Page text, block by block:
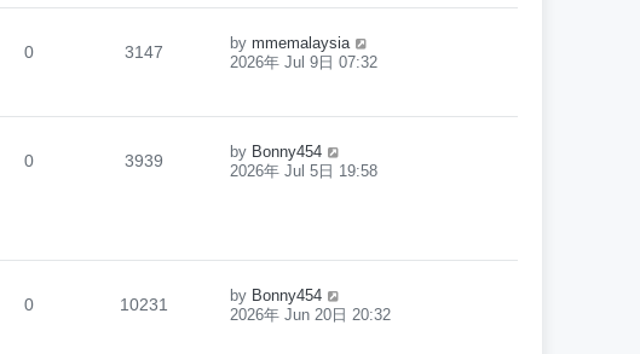
0 3147 by mmemalaysia
2026年 Jul 9日 07:32
0 3939 by Bonny454
2026年 Jul 5日 19:58
0 10231 by Bonny454
2026年 Jun 20日 20:32